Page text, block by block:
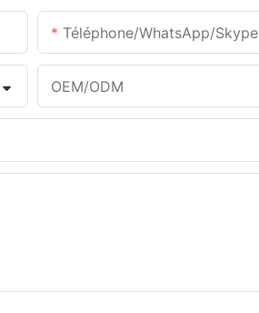
Téléphone/WhatsApp/Skype
OEM/ODM